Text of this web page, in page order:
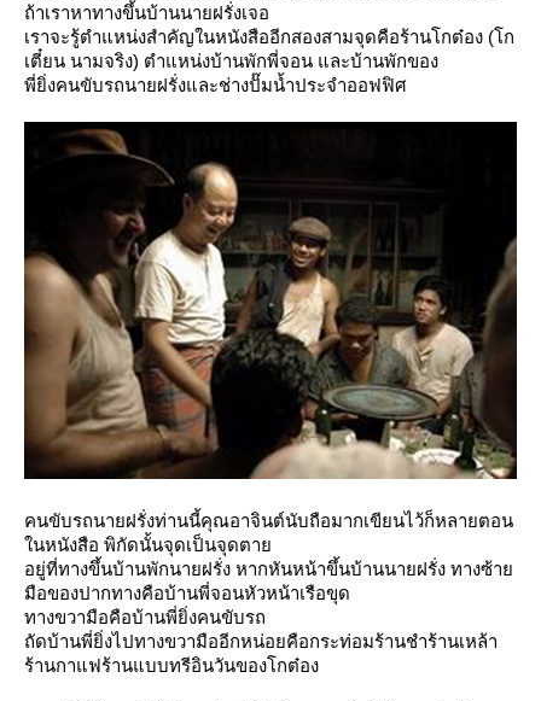
ถ้าเราหาทางขึ้นบ้านนายฝรั่งเจอ
เราจะรู้ตำแหน่งสำคัญในหนังสืออีกสองสามจุดคือร้านโกต๋อง (โก
เตี๋ยน นามจริง) ตำแหน่งบ้านพักพี่จอน และบ้านพักของ
พี่ยิ่งคนขับรถนายฝรั่งและช่างปั๊มน้ำประจำออฟฟิศ
คนขับรถนายฝรั่งท่านนี้คุณอาจินต์นับถือมากเขียนไว้ก็หลายตอน
นหนังสือ พิกัดนั้นจุดเป็นจุดตา
อยู่ที่ทางขึ้นบ้านพักนายฝรั่ง หากหันหน้าขึ้นบ้านนายฝรั่ง ทางซ้า
มือของปากทางคือบ้านพี่จอนหัวหน้าเรือขุด
ทางขวามือคือบ้านพี่ยิ่งคนขับรถ
ถัดบ้านพี่ยิ่งไปทางขวามืออีกหน่อยคือกระท่อมร้านชำร้านเหล้า
ร้านกาแฟร้านแบบทรีอินวันของโกต๋อง